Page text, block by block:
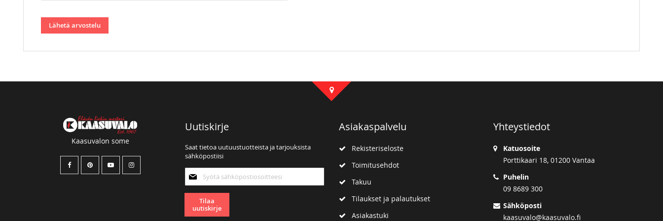
Lähetä arvostelu
Kaasuvalon some
Uutiskirje
Saat tietoa uutuustuotteista ja tarjouksista
sähköpostiisi
uutiskirjeemme:
Tilaa
uutiskirje
Asiakaspalvelu
Rekisteriseloste
Toimitusehdot
Takuu
Tilaukset ja palautukset
Asiakastuki
Yhteystiedot
Katuosoite
Porttikaari 18, 01200 Vantaa
Puhelin
09 8689 300
Sähköposti
kaasuvalo@kaasuvalo.fi